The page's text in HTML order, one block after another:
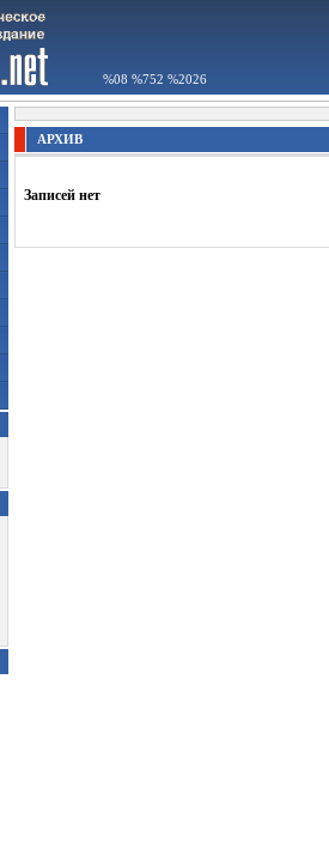
%08 %752 %2026
АРХИВ
Записей нет